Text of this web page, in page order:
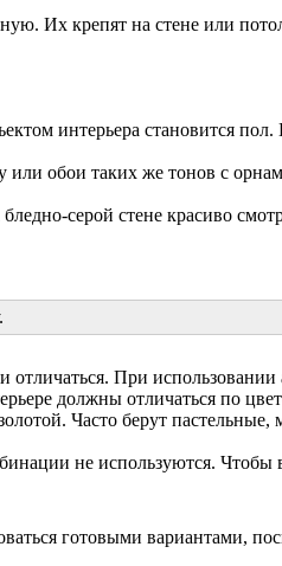
Их крепят на стене или
интерьера становится
обои таких же тонов с
серой стене красиво
При использовании
должны отличаться по
Часто берут пастельные,
не используются. Чтобы
готовыми вариантами,